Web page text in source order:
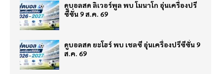
ดูบอลสด ลิเวอร์พูล พบ โมนาโก อุ่นเครื่องปรี
ซีซั่น 9 ส.ค. 69
ดูบอลสด ยะโฮร์ พบ เชลซี อุ่นเครื่องปรีซีซั่น 9
ส.ค. 69